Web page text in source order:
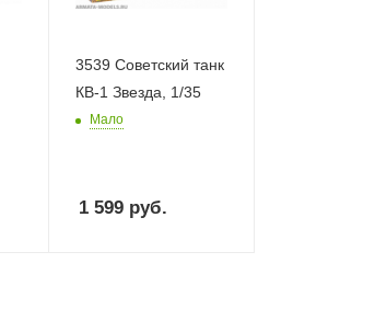
3539 Советский танк
КВ-1 Звезда, 1/35
Мало
1 599 руб.